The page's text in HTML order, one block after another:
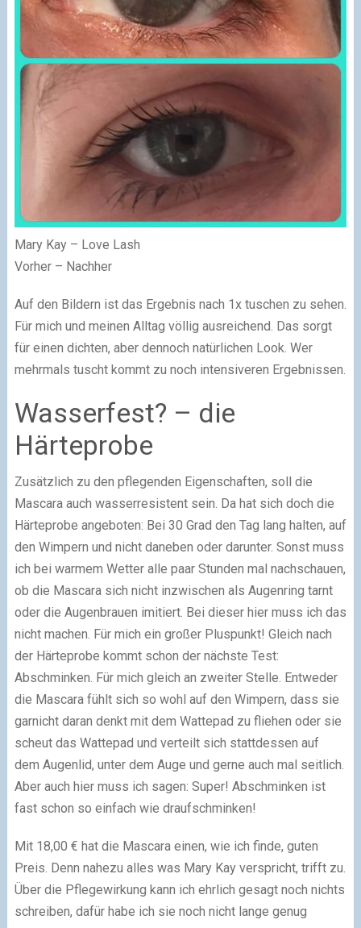
Mary Kay – Love Lash
Vorher – Nachher
Auf den Bildern ist das Ergebnis nach 1x tuschen zu sehen.
Für mich und meinen Alltag völlig ausreichend. Das sorgt
für einen dichten, aber dennoch natürlichen Look. Wer
mehrmals tuscht kommt zu noch intensiveren Ergebnissen.
Wasserfest? – die
Härteprobe
Zusätzlich zu den pflegenden Eigenschaften, soll die
Mascara auch wasserresistent sein. Da hat sich doch die
Härteprobe angeboten: Bei 30 Grad den Tag lang halten, auf
den Wimpern und nicht daneben oder darunter. Sonst muss
ich bei warmem Wetter alle paar Stunden mal nachschauen,
ob die Mascara sich nicht inzwischen als Augenring tarnt
oder die Augenbrauen imitiert. Bei dieser hier muss ich das
nicht machen. Für mich ein großer Pluspunkt! Gleich nach
der Härteprobe kommt schon der nächste Test:
Abschminken. Für mich gleich an zweiter Stelle. Entweder
die Mascara fühlt sich so wohl auf den Wimpern, dass sie
garnicht daran denkt mit dem Wattepad zu fliehen oder sie
scheut das Wattepad und verteilt sich stattdessen auf
dem Augenlid, unter dem Auge und gerne auch mal seitlich.
Aber auch hier muss ich sagen: Super! Abschminken ist
fast schon so einfach wie draufschminken!
Mit 18,00 € hat die Mascara einen, wie ich finde, guten
Preis. Denn nahezu alles was Mary Kay verspricht, trifft zu.
Über die Pflegewirkung kann ich ehrlich gesagt noch nichts
schreiben, dafür habe ich sie noch nicht lange genug